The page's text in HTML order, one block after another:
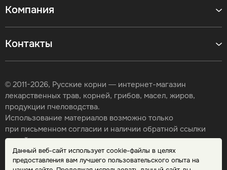
Данный веб-сайт использует cookie-файлы в целях
предоставления вам лучшего пользовательского опыта на
Контакты
Компания
© 2011-2026, Русские корни — интернет-магазин
лекарственных трав, корней, грибов, масел, жиров,
продукции пчеловодства.
Использование материалов возможно только
при письменном согласии и наличии обратной ссылки
на сайт.
Карта сайта
Политика конфиденциальности